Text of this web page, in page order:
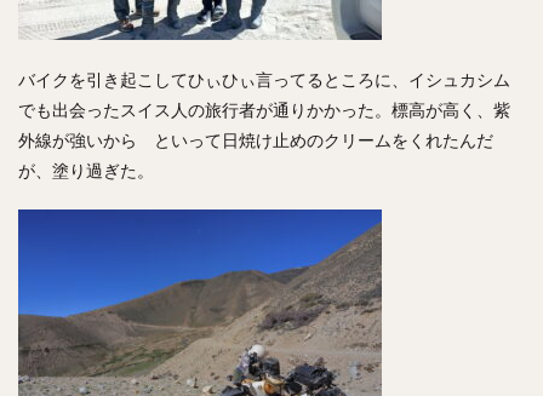
バイクを引き起こしてひぃひぃ言ってるところに、イシュカシム
でも出会ったスイス人の旅行者が通りかかった。標高が高く、紫
外線が強いから といって日焼け止めのクリームをくれたんだ
が、塗り過ぎた。